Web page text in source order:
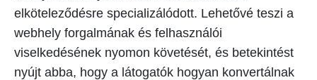
elköteleződésre specializálódott. Lehetővé teszi a
webhely forgalmának és felhasználói
viselkedésének nyomon követését, és betekintést
nyújt abba, hogy a látogatók hogyan konvertálnak